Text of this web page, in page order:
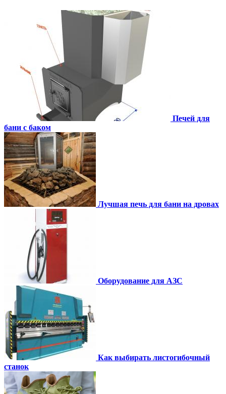
Печей для
бани с баком
Лучшая печь для бани на дровах
Оборудование для АЗС
Как выбирать листогибочный
станок